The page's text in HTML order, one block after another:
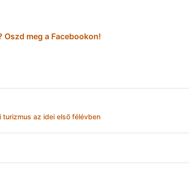
Oszd meg a Facebookon!
az idei első félévben